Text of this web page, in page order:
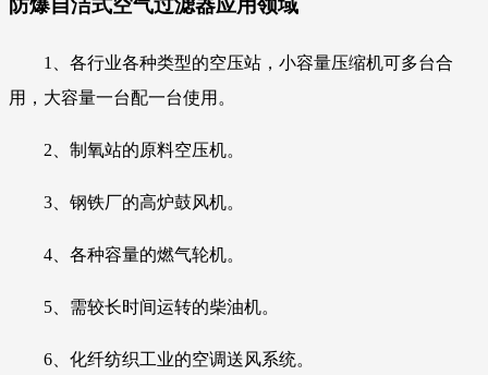
防爆自洁式空气过滤器应用领域
1、各行业各种类型的空压站，小容量压缩机可多台合
用，大容量一台配一台使用。
2、制氧站的原料空压机。
3、钢铁厂的高炉鼓风机。
4、各种容量的燃气轮机。
5、需较长时间运转的柴油机。
6、化纤纺织工业的空调送风系统。